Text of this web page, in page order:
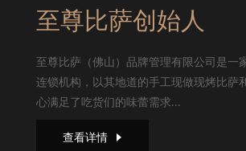
至尊比萨创始人
至尊比萨（佛山）品牌管理有限公司是一
连锁机构，以其地道的手工现做现烤比萨
心满足了吃货们的味蕾需求...
查看详情